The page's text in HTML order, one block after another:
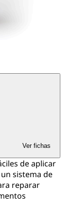
Ver fichas
de aplicar
sistema de
reparar